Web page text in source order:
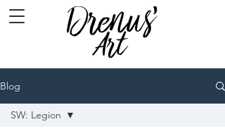
Blog
SW: Legion